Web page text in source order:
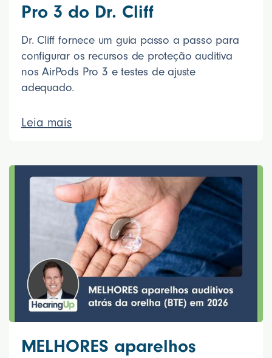
Pro 3 do Dr. Cliff
Dr. Cliff fornece um guia passo a passo para
configurar os recursos de proteção auditiva
nos AirPods Pro 3 e testes de ajuste
adequado.
Leia mais
MELHORES aparelhos